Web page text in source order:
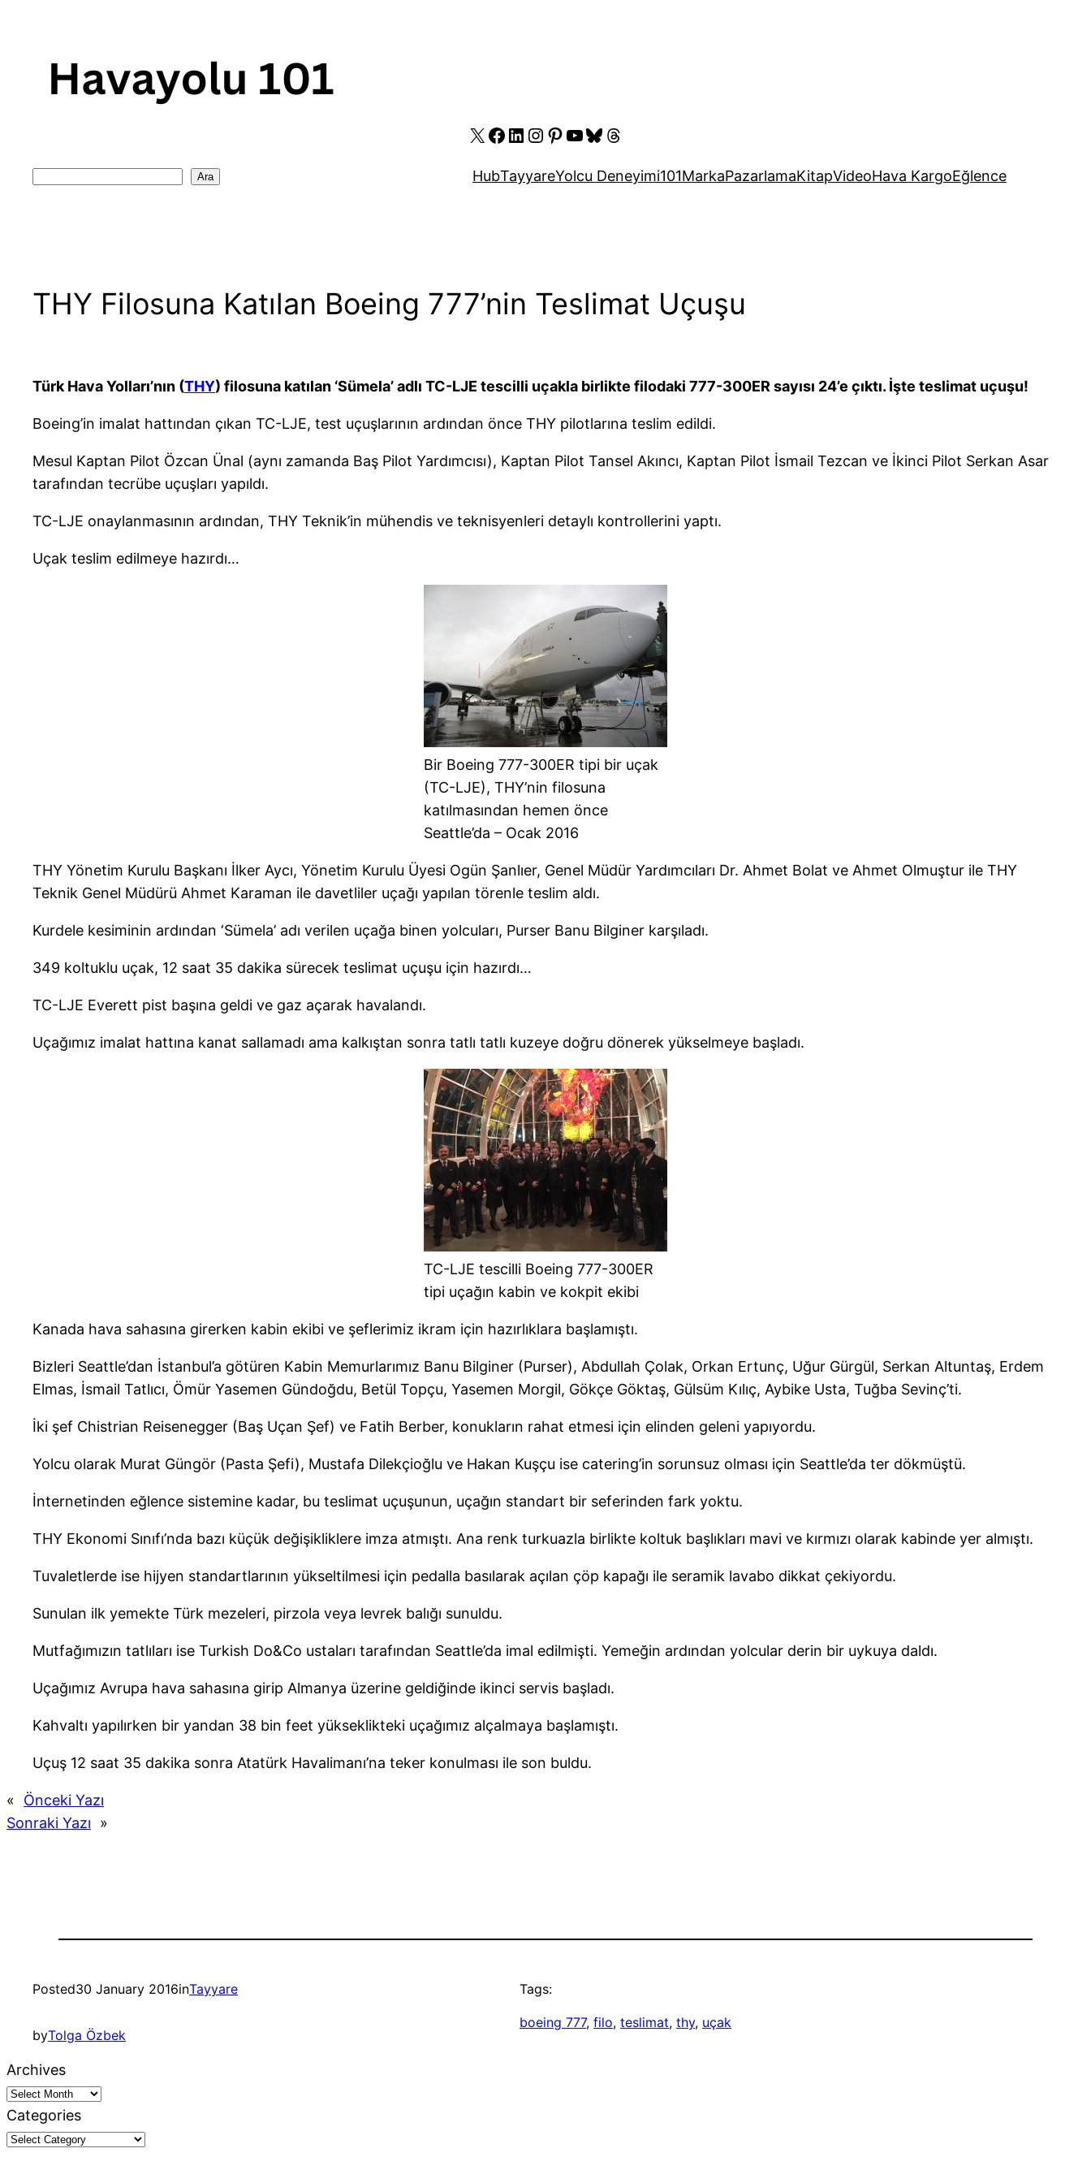
content
X Facebook
LinkedIn
Instagram
Pinterest
YouTube
Bluesky
Threads
Ara HubTayyareYolcu Deneyimi101MarkaPazarlamaKitapVideoHava KargoEğlence
THY Filosuna Katılan Boeing 777’nin Teslimat Uçuşu
Türk Hava Yolları’nın (THY) filosuna katılan ‘Sümela’ adlı TC-LJE tescilli uçakla birlikte filodaki 777-300ER sayısı 24’e çıktı. İşte teslimat uçuşu!
Boeing’in imalat hattından çıkan TC-LJE, test uçuşlarının ardından önce THY pilotlarına teslim edildi.
Mesul Kaptan Pilot Özcan Ünal (aynı zamanda Baş Pilot Yardımcısı), Kaptan Pilot Tansel Akıncı, Kaptan Pilot İsmail Tezcan ve İkinci Pilot Serkan Asar
tarafından tecrübe uçuşları yapıldı.
TC-LJE onaylanmasının ardından, THY Teknik’in mühendis ve teknisyenleri detaylı kontrollerini yaptı.
Uçak teslim edilmeye hazırdı…
Bir Boeing 777-300ER tipi bir uçak
(TC-LJE), THY’nin filosuna
katılmasından hemen önce
Seattle’da – Ocak 2016
THY Yönetim Kurulu Başkanı İlker Aycı, Yönetim Kurulu Üyesi Ogün Şanlıer, Genel Müdür Yardımcıları Dr. Ahmet Bolat ve Ahmet Olmuştur ile THY
Teknik Genel Müdürü Ahmet Karaman ile davetliler uçağı yapılan törenle teslim aldı.
Kurdele kesiminin ardından ‘Sümela’ adı verilen uçağa binen yolcuları, Purser Banu Bilginer karşıladı.
349 koltuklu uçak, 12 saat 35 dakika sürecek teslimat uçuşu için hazırdı…
TC-LJE Everett pist başına geldi ve gaz açarak havalandı.
Uçağımız imalat hattına kanat sallamadı ama kalkıştan sonra tatlı tatlı kuzeye doğru dönerek yükselmeye başladı.
TC-LJE tescilli Boeing 777-300ER
tipi uçağın kabin ve kokpit ekibi
Kanada hava sahasına girerken kabin ekibi ve şeflerimiz ikram için hazırlıklara başlamıştı.
Bizleri Seattle’dan İstanbul’a götüren Kabin Memurlarımız Banu Bilginer (Purser), Abdullah Çolak, Orkan Ertunç, Uğur Gürgül, Serkan Altuntaş, Erdem
Elmas, İsmail Tatlıcı, Ömür Yasemen Gündoğdu, Betül Topçu, Yasemen Morgil, Gökçe Göktaş, Gülsüm Kılıç, Aybike Usta, Tuğba Sevinç’ti.
İki şef Chistrian Reisenegger (Baş Uçan Şef) ve Fatih Berber, konukların rahat etmesi için elinden geleni yapıyordu.
Yolcu olarak Murat Güngör (Pasta Şefi), Mustafa Dilekçioğlu ve Hakan Kuşçu ise catering’in sorunsuz olması için Seattle’da ter dökmüştü.
İnternetinden eğlence sistemine kadar, bu teslimat uçuşunun, uçağın standart bir seferinden fark yoktu.
THY Ekonomi Sınıfı’nda bazı küçük değişikliklere imza atmıştı. Ana renk turkuazla birlikte koltuk başlıkları mavi ve kırmızı olarak kabinde yer almıştı.
Tuvaletlerde ise hijyen standartlarının yükseltilmesi için pedalla basılarak açılan çöp kapağı ile seramik lavabo dikkat çekiyordu.
Sunulan ilk yemekte Türk mezeleri, pirzola veya levrek balığı sunuldu.
Mutfağımızın tatlıları ise Turkish Do&Co ustaları tarafından Seattle’da imal edilmişti. Yemeğin ardından yolcular derin bir uykuya daldı.
Uçağımız Avrupa hava sahasına girip Almanya üzerine geldiğinde ikinci servis başladı.
Kahvaltı yapılırken bir yandan 38 bin feet yükseklikteki uçağımız alçalmaya başlamıştı.
Uçuş 12 saat 35 dakika sonra Atatürk Havalimanı’na teker konulması ile son buldu.
«
Önceki Yazı
Sonraki Yazı
»
Posted30 January 2016inTayyare
byTolga Özbek
Tags:
boeing 777, filo, teslimat, thy, uçak
Archives
Categories